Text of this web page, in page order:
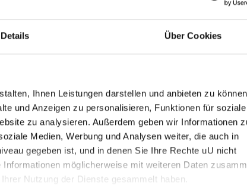
Details Über Cookies
Ihnen Leistungen darstellen und anbieten zu
und Anzeigen zu personalisieren, Funktionen für soziale
zu analysieren. Außerdem geben wir Informationen
Medien, Werbung und Analysen weiter, die auch in
gegeben ist, und in denen Sie Ihre Rechte uU nicht
möglicherweise mit weiteren Daten
Nutzung der Dienste gesammelt haben.
(1486 Dez. 26?)
der Pröpste und Chorherren